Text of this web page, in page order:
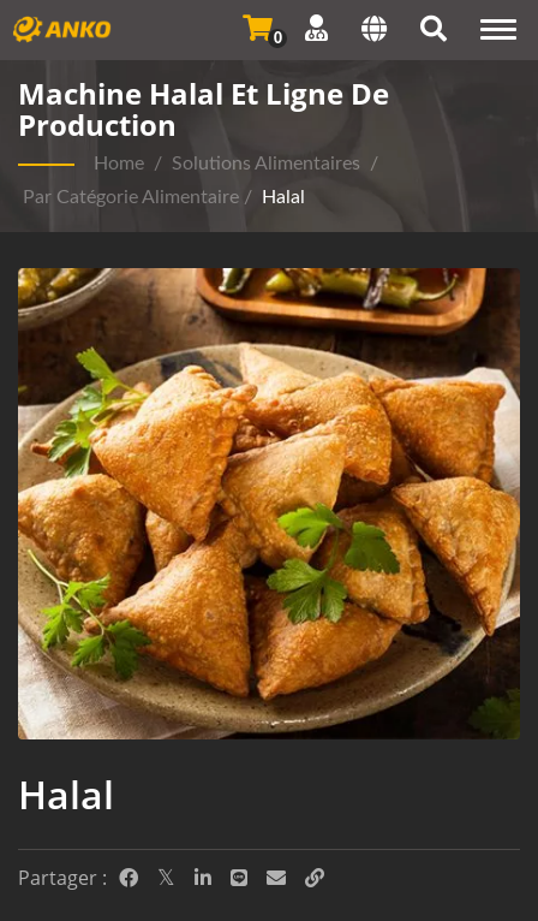
0
Machine Halal Et Ligne De
Production
Home / Solutions Alimentaires
/
Par Catégorie Alimentaire / Halal
Halal
Partager :